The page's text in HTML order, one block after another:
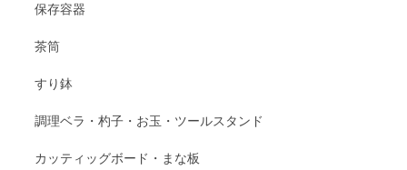
保存容器
茶筒
すり鉢
調理ベラ・杓子・お玉・ツールスタンド
カッティッグボード・まな板